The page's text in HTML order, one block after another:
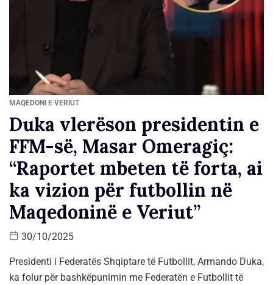
MAQEDONI E VERIUT
Duka vlerëson presidentin e
FFM-së, Masar Omeragiç:
“Raportet mbeten të forta, ai
ka vizion për futbollin në
Maqedoninë e Veriut”
30/10/2025
Presidenti i Federatës Shqiptare të Futbollit, Armando Duka,
ka folur për bashkëpunimin me Federatën e Futbollit të